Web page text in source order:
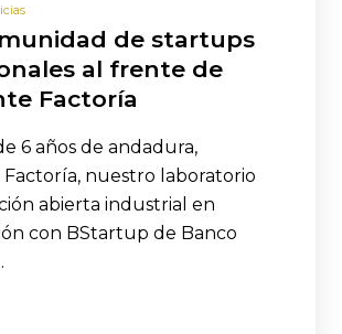
de startups
al frente de
Factoría
6 años de andadura,
nuestro laboratorio
abierta industrial en
con BStartup de Banco